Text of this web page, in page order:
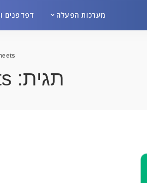
מערכות הפעלה דפדפנים
תגית: